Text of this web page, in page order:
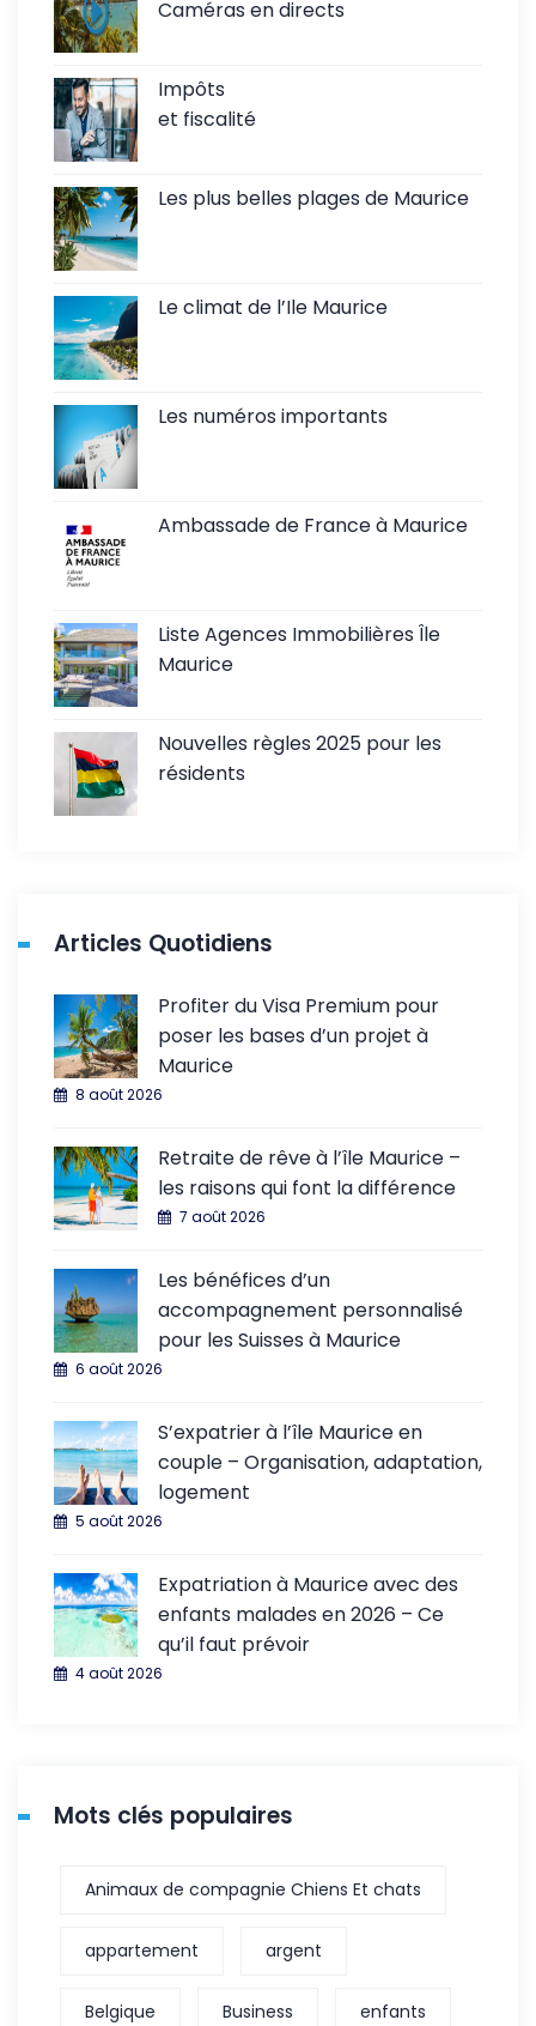
Caméras en directs
Impôts
et fiscalité
Les plus belles plages de Maurice
Le climat de l’Ile Maurice
Les numéros importants
Ambassade de France à Maurice
Liste Agences Immobilières Île
Maurice
Nouvelles règles 2025 pour les
résidents
Articles Quotidiens
Profiter du Visa Premium pour
poser les bases d’un projet à
Maurice
8 août 2026
Retraite de rêve à l’île Maurice –
les raisons qui font la différence
7 août 2026
Les bénéfices d’un
accompagnement personnalisé
pour les Suisses à Maurice
6 août 2026
S’expatrier à l’île Maurice en
couple – Organisation, adaptation,
logement
5 août 2026
Expatriation à Maurice avec des
enfants malades en 2026 – Ce
qu’il faut prévoir
4 août 2026
Mots clés populaires
Animaux de compagnie Chiens Et chats
appartement argent
Belgique Business enfants